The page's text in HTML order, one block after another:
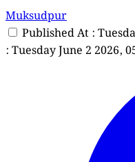
Muksudpur
Published At :
: Tuesday June 2 2026,